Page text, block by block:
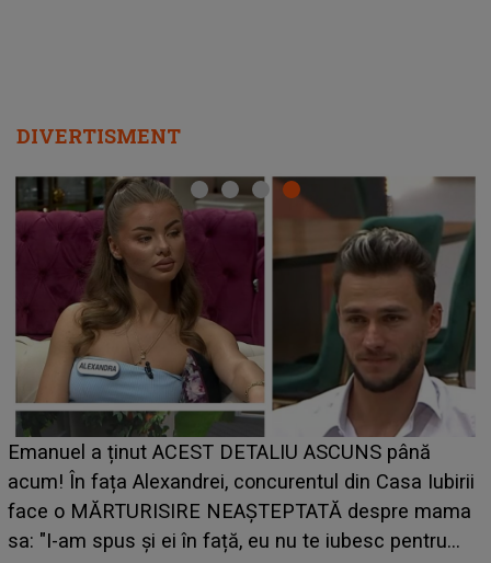
DIVERTISMENT
Emanuel a ținut ACEST DETALIU ASCUNS până
acum! În fața Alexandrei, concurentul din Casa Iubirii
face o MĂRTURISIRE NEAȘTEPTATĂ despre mama
sa: "I-am spus și ei în față, eu nu te iubesc pentru